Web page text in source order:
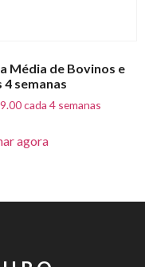
Média de Bovinos e
4 semanas
cada 4 semanas
agora